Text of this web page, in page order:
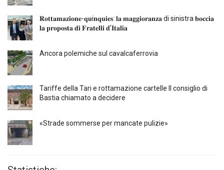
𝐑𝐨𝐭𝐭𝐚𝐦𝐚𝐳𝐢𝐨𝐧𝐞-𝐪𝐮i𝐧𝐪𝐮𝐢𝐞𝐬: 𝐥𝐚 𝐦𝐚𝐠𝐠𝐢𝐨𝐫𝐚𝐧𝐳𝐚 di sinistra 𝐛𝐨𝐜𝐜𝐢𝐚
𝐥𝐚 𝐩𝐫𝐨𝐩𝐨𝐬𝐭𝐚 𝐝𝐢 𝐅𝐫𝐚𝐭𝐞𝐥𝐥𝐢 𝐝’𝐈𝐭𝐚𝐥𝐢𝐚
Ancora polemiche sul cavalcaferrovia
Tariffe della Tari e rottamazione cartelle Il consiglio di
Bastia chiamato a decidere
«Strade sommerse per mancate pulizie»